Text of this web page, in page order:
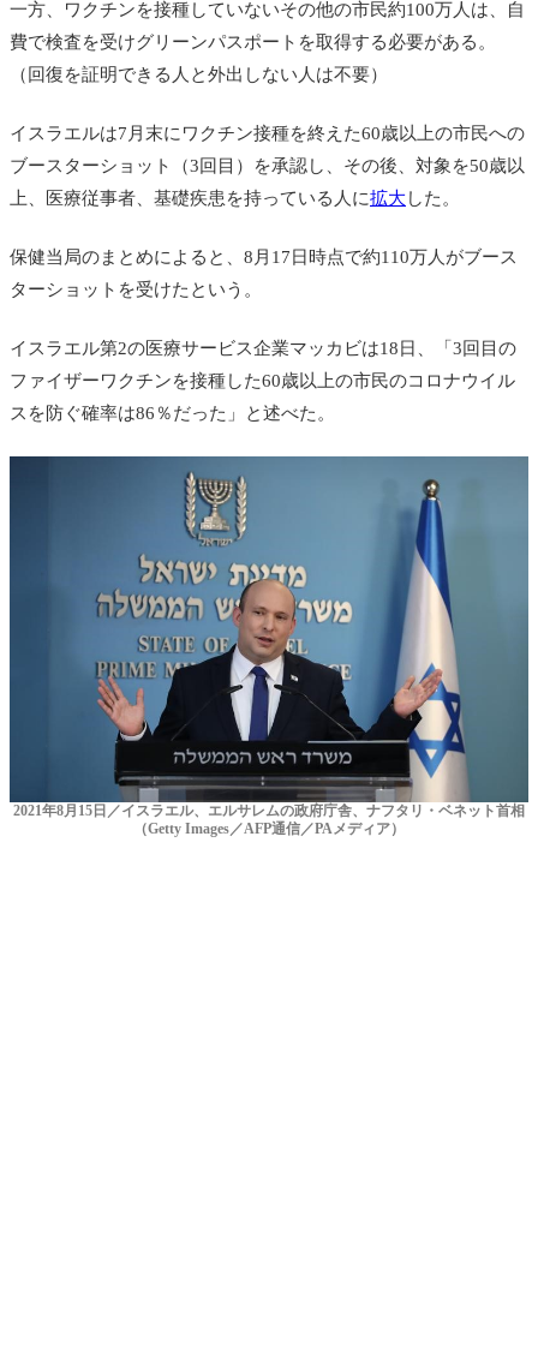
一方、ワクチンを接種していないその他の市民約100万人は、自
費で検査を受けグリーンパスポートを取得する必要がある。
（回復を証明できる人と外出しない人は不要）
イスラエルは7月末にワクチン接種を終えた60歳以上の市民への
ブースターショット（3回目）を承認し、その後、対象を50歳以
上、医療従事者、基礎疾患を持っている人に拡大した。
保健当局のまとめによると、8月17日時点で約110万人がブース
ターショットを受けたという。
イスラエル第2の医療サービス企業マッカビは18日、「3回目の
ファイザーワクチンを接種した60歳以上の市民のコロナウイル
スを防ぐ確率は86％だった」と述べた。
2021年8月15日／イスラエル、エルサレムの政府庁舎、ナフタリ・ベネット首相
（Getty Images／AFP通信／PAメディア）